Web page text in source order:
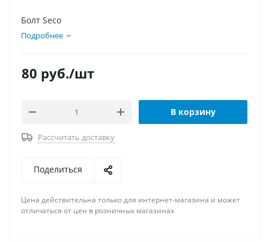
Болт Seco
Подробнее
80 руб./шт
В корзину
Рассчитать доставку
Поделиться
Цена действительна только для интернет-магазина и может
отличаться от цен в розничных магазинах